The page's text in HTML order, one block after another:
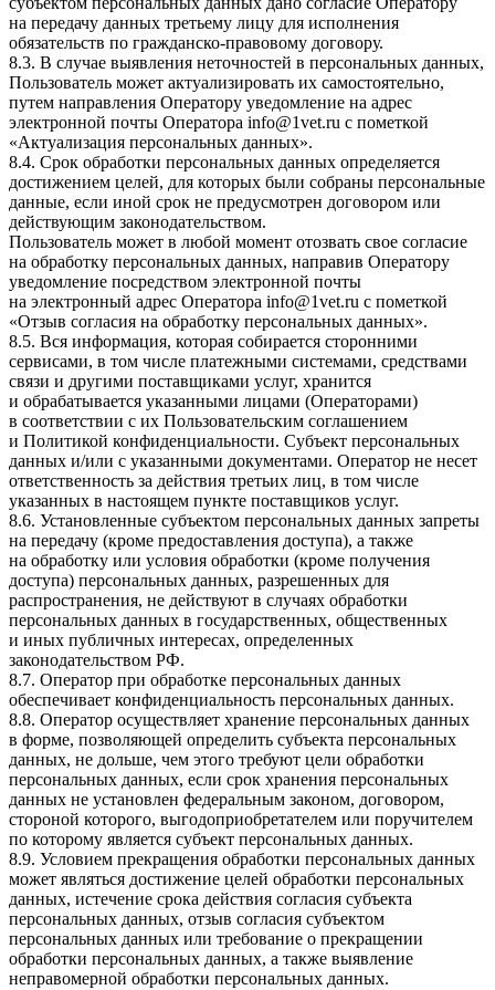
на передачу данных третьему лицу для исполнения
обязательств по гражданско-правовому договору.
8.3. В случае выявления неточностей в персональных данных,
Пользователь может актуализировать их самостоятельно,
путем направления Оператору уведомление на адрес
электронной почты Оператора info@1vet.ru с пометкой
«Актуализация персональных данных».
8.4. Срок обработки персональных данных определяется
достижением целей, для которых были собраны персональные
данные, если иной срок не предусмотрен договором или
действующим законодательством.
Пользователь может в любой момент отозвать свое согласие
на обработку персональных данных, направив Оператору
уведомление посредством электронной почты
на электронный адрес Оператора info@1vet.ru с пометкой
«Отзыв согласия на обработку персональных данных».
8.5. Вся информация, которая собирается сторонними
сервисами, в том числе платежными системами, средствами
связи и другими поставщиками услуг, хранится
и обрабатывается указанными лицами (Операторами)
в соответствии с их Пользовательским соглашением
и Политикой конфиденциальности. Субъект персональных
данных и/или с указанными документами. Оператор не несет
ответственность за действия третьих лиц, в том числе
указанных в настоящем пункте поставщиков услуг.
8.6. Установленные субъектом персональных данных запреты
на передачу (кроме предоставления доступа), а также
на обработку или условия обработки (кроме получения
доступа) персональных данных, разрешенных для
распространения, не действуют в случаях обработки
персональных данных в государственных, общественных
и иных публичных интересах, определенных
законодательством РФ.
8.7. Оператор при обработке персональных данных
обеспечивает конфиденциальность персональных данных.
8.8. Оператор осуществляет хранение персональных данных
в форме, позволяющей определить субъекта персональных
данных, не дольше, чем этого требуют цели обработки
персональных данных, если срок хранения персональных
данных не установлен федеральным законом, договором,
стороной которого, выгодоприобретателем или поручителем
по которому является субъект персональных данных.
8.9. Условием прекращения обработки персональных данных
может являться достижение целей обработки персональных
данных, истечение срока действия согласия субъекта
персональных данных, отзыв согласия субъектом
персональных данных или требование о прекращении
обработки персональных данных, а также выявление
неправомерной обработки персональных данных.